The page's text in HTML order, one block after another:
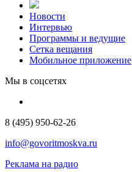
Новости
Интервью
Программы и ведущие
Сетка вещания
Мобильное приложение
Мы в соцсетях
8 (495) 950-62-26
info@govoritmoskva.ru
Реклама на радио